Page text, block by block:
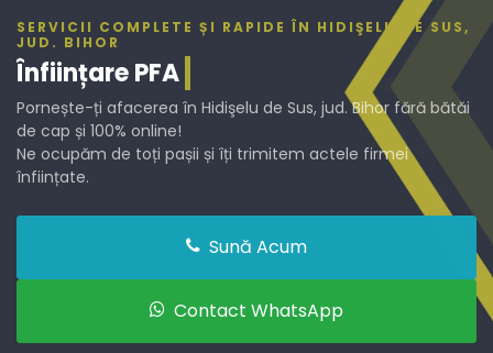
SERVICII COMPLETE ȘI RAPIDE ÎN HIDIŞELU DE SUS,
JUD. BIHOR
ÎnființarePFA
Pornește-ți afacerea în Hidişelu de Sus, jud. Bihor fără bătăi
de cap și 100% online!
Ne ocupăm de toți pașii și îți trimitem actele firmei
înființate.
Sună Acum
Contact WhatsApp